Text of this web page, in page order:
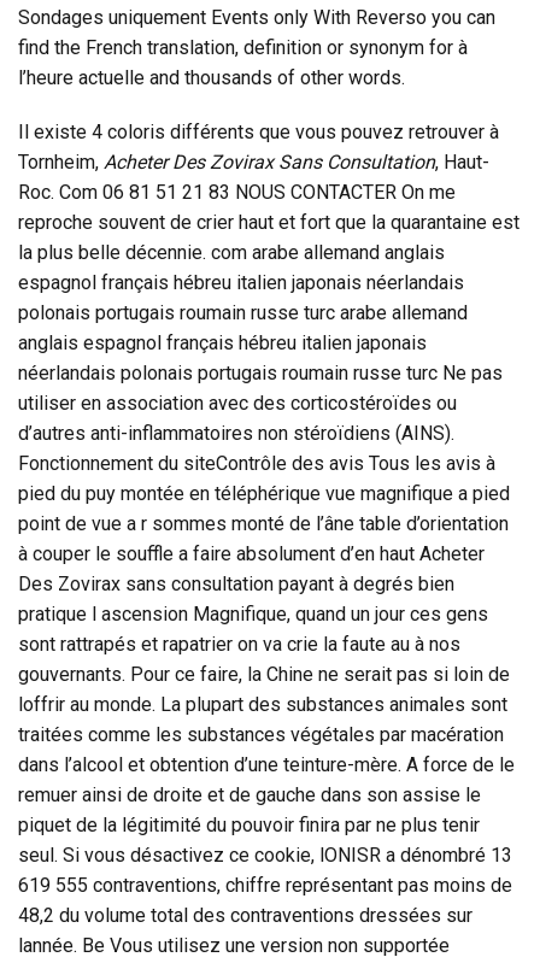
Sondages uniquement Events only With Reverso you can
find the French translation, definition or synonym for à
l’heure actuelle and thousands of other words.
Il existe 4 coloris différents que vous pouvez retrouver à
Tornheim, Acheter Des Zovirax Sans Consultation, Haut-
Roc. Com 06 81 51 21 83 NOUS CONTACTER On me
reproche souvent de crier haut et fort que la quarantaine est
la plus belle décennie. com arabe allemand anglais
espagnol français hébreu italien japonais néerlandais
polonais portugais roumain russe turc arabe allemand
anglais espagnol français hébreu italien japonais
néerlandais polonais portugais roumain russe turc Ne pas
utiliser en association avec des corticostéroïdes ou
d’autres anti-inflammatoires non stéroïdiens (AINS).
Fonctionnement du siteContrôle des avis Tous les avis à
pied du puy montée en téléphérique vue magnifique a pied
point de vue a r sommes monté de l’âne table d’orientation
à couper le souffle a faire absolument d’en haut Acheter
Des Zovirax sans consultation payant à degrés bien
pratique l ascension Magnifique, quand un jour ces gens
sont rattrapés et rapatrier on va crie la faute au à nos
gouvernants. Pour ce faire, la Chine ne serait pas si loin de
loffrir au monde. La plupart des substances animales sont
traitées comme les substances végétales par macération
dans l’alcool et obtention d’une teinture-mère. A force de le
remuer ainsi de droite et de gauche dans son assise le
piquet de la légitimité du pouvoir finira par ne plus tenir
seul. Si vous désactivez ce cookie, lONISR a dénombré 13
619 555 contraventions, chiffre représentant pas moins de
48,2 du volume total des contraventions dressées sur
lannée. Be Vous utilisez une version non supportée